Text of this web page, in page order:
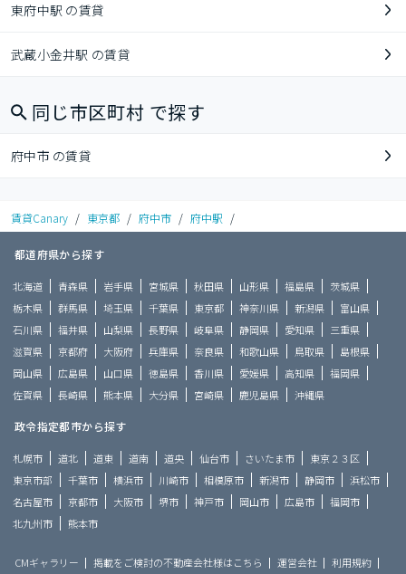
東府中駅 の賃貸
武蔵小金井駅 の賃貸
同じ市区町村 で探す
府中市 の賃貸
賃貸Canary / 東京都 / 府中市 / 府中駅 /
都道府県から探す
北海道 青森県 岩手県 宮城県 秋田県 山形県 福島県
茨城県
栃木県
群馬県 埼玉県 千葉県 東京都 神奈川県 新潟県
富山県
石川県
福井県 山梨県 長野県 岐阜県 静岡県 愛知県
三重県
滋賀県
京都府 大阪府 兵庫県 奈良県 和歌山県 鳥取県
島根県
岡山県
広島県 山口県 徳島県 香川県 愛媛県 高知県
福岡県
佐賀県
長崎県 熊本県 大分県 宮崎県 鹿児島県 沖縄県
政令指定都市から探す
札幌市 道北 道東 道南 道央 仙台市 さいたま市
東京２３区
東京市部
千葉市 横浜市 川崎市 相模原市 新潟市 静岡市
浜松市
名古屋市
京都市 大阪市 堺市 神戸市 岡山市 広島市
福岡市
北九州市
熊本市
CMギャラリー 掲載をご検討の不動産会社様はこちら 運営会社
利用規約